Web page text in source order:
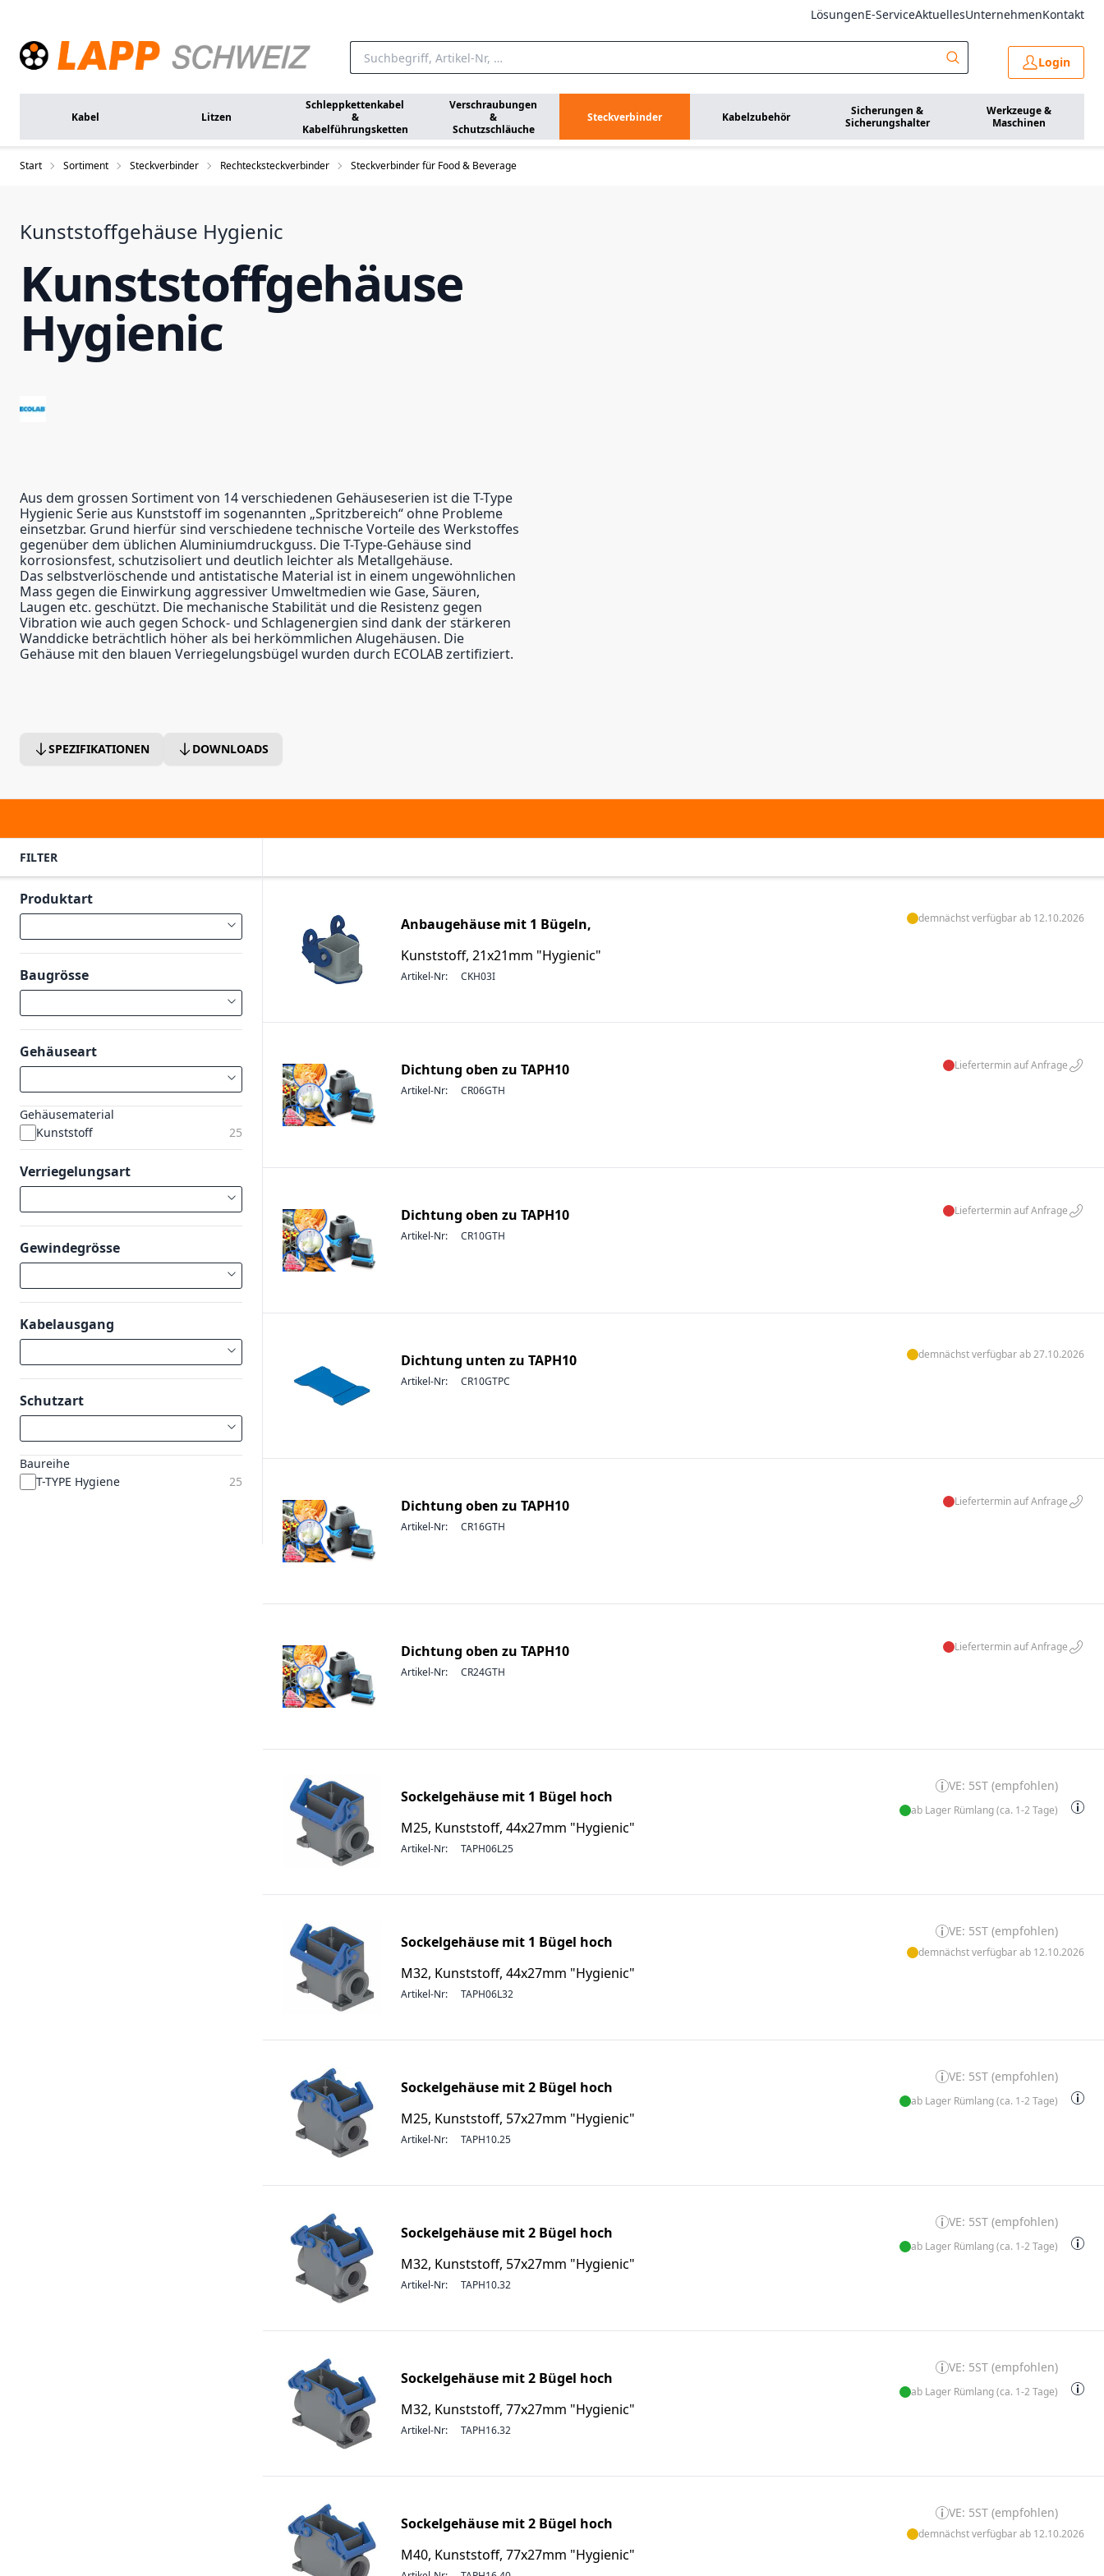
LösungenE-ServiceAktuellesUnternehmenKontakt
Login
Kabel Litzen
Schleppkettenkabel
&
Kabelführungsketten
Verschraubungen
&
Schutzschläuche
Steckverbinder Kabelzubehör
Sicherungen &
Sicherungshalter
Werkzeuge &
Maschinen
Start Sortiment Steckverbinder Rechtecksteckverbinder Steckverbinder für Food & Beverage
Kunststoffgehäuse Hygienic
Kunststoffgehäuse
Hygienic
Aus dem grossen Sortiment von 14 verschiedenen Gehäuseserien ist die T-Type
Hygienic Serie aus Kunststoff im sogenannten „Spritzbereich“ ohne Probleme
einsetzbar. Grund hierfür sind verschiedene technische Vorteile des Werkstoffes
gegenüber dem üblichen Aluminiumdruckguss. Die T-Type-Gehäuse sind
korrosionsfest, schutzisoliert und deutlich leichter als Metallgehäuse.
Das selbstverlöschende und antistatische Material ist in einem ungewöhnlichen
Mass gegen die Einwirkung aggressiver Umweltmedien wie Gase, Säuren,
Laugen etc. geschützt. Die mechanische Stabilität und die Resistenz gegen
Vibration wie auch gegen Schock- und Schlagenergien sind dank der stärkeren
Wanddicke beträchtlich höher als bei herkömmlichen Alugehäusen. Die
Gehäuse mit den blauen Verriegelungsbügel wurden durch ECOLAB zertifiziert.
SPEZIFIKATIONEN DOWNLOADS
Anbaugehäuse mit 1 Bügeln,
Kunststoff, 21x21mm "Hygienic"
Artikel-Nr: CKH03I
demnächst verfügbar ab 12.10.2026
Dichtung oben zu TAPH10
Artikel-Nr: CR06GTH
Liefertermin auf Anfrage
Dichtung oben zu TAPH10
Artikel-Nr: CR10GTH
Liefertermin auf Anfrage
Dichtung unten zu TAPH10
Artikel-Nr: CR10GTPC
demnächst verfügbar ab 27.10.2026
Dichtung oben zu TAPH10
Artikel-Nr: CR16GTH
Liefertermin auf Anfrage
Dichtung oben zu TAPH10
Artikel-Nr: CR24GTH
Liefertermin auf Anfrage
Sockelgehäuse mit 1 Bügel hoch
M25, Kunststoff, 44x27mm "Hygienic"
Artikel-Nr: TAPH06L25
VE: 5ST (empfohlen)
ab Lager Rümlang (ca. 1-2 Tage)
Sockelgehäuse mit 1 Bügel hoch
M32, Kunststoff, 44x27mm "Hygienic"
Artikel-Nr: TAPH06L32
VE: 5ST (empfohlen)
demnächst verfügbar ab 12.10.2026
Sockelgehäuse mit 2 Bügel hoch
M25, Kunststoff, 57x27mm "Hygienic"
Artikel-Nr: TAPH10.25
VE: 5ST (empfohlen)
ab Lager Rümlang (ca. 1-2 Tage)
Sockelgehäuse mit 2 Bügel hoch
M32, Kunststoff, 57x27mm "Hygienic"
Artikel-Nr: TAPH10.32
VE: 5ST (empfohlen)
ab Lager Rümlang (ca. 1-2 Tage)
Sockelgehäuse mit 2 Bügel hoch
M32, Kunststoff, 77x27mm "Hygienic"
Artikel-Nr: TAPH16.32
VE: 5ST (empfohlen)
ab Lager Rümlang (ca. 1-2 Tage)
Sockelgehäuse mit 2 Bügel hoch
M40, Kunststoff, 77x27mm "Hygienic"
VE: 5ST (empfohlen)
demnächst verfügbar ab 12.10.2026
FILTER
Produktart
Baugrösse
Gehäuseart
Gehäusematerial
Kunststoff
25
Verriegelungsart
Gewindegrösse
Kabelausgang
Schutzart
Baureihe
T-TYPE Hygiene
25